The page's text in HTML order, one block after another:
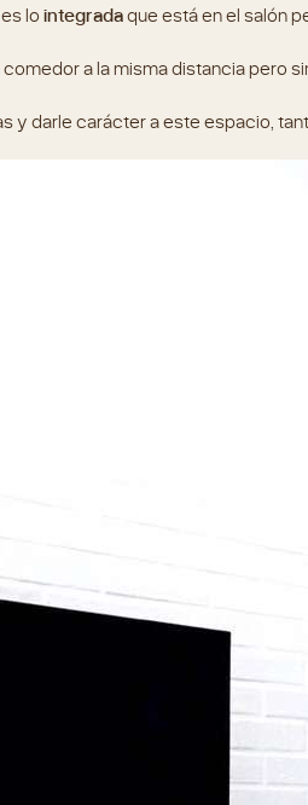
es lointegradaque está en el salón
a la misma distancia pero
y darle carácter a este espacio,